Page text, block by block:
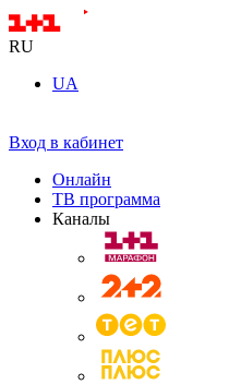
RU
UA
Вход в кабинет
Онлайн
ТВ программа
Каналы